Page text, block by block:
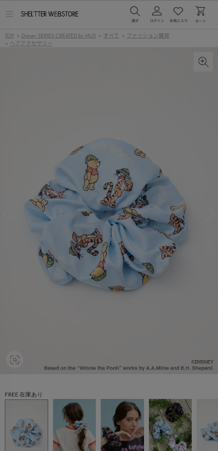
ー
を
TOP > Disney SERIES CREATED by MUS > すべて > ファッション雑貨
> ヘアアクセサリー
FREE 在庫あり